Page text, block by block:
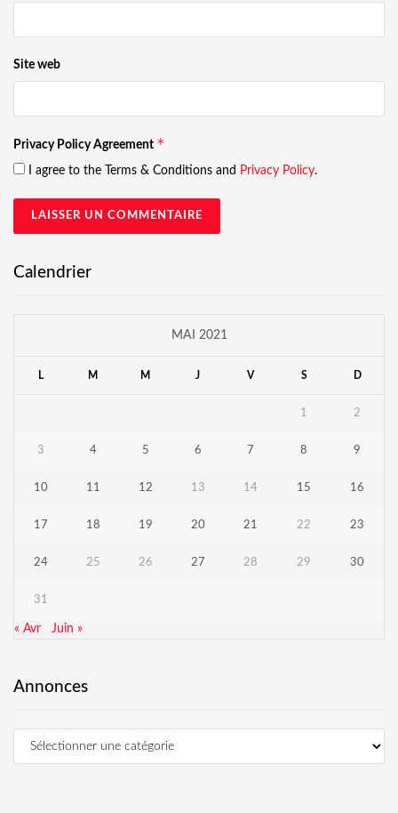
Site web
Privacy Policy Agreement *
I agree to the Terms & Conditions and Privacy Policy.
Calendrier
MAI 2021
L M M J V S D
1 2
3 4 5 6 7 8 9
10 11 12 13 14 15 16
17 18 19 20 21 22 23
24 25 26 27 28 29 30
31
« Avr Juin »
Annonces